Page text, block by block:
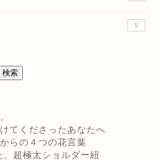
5
検索
てくださったあなたへ
らの４つの花言葉
超極太ショルダー紐